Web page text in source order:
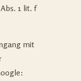
1 lit. f
mit